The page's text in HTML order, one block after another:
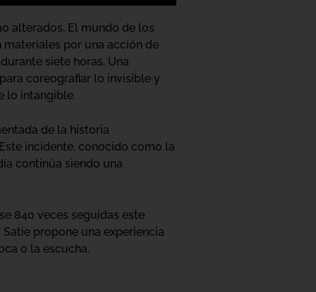
alterados. El mundo de los
materiales por una acción de
siete horas. Una
coreografiar lo invisible y
lo intangible.
de la historia
incidente, conocido como la
continúa siendo una
840 veces seguidas este
propone una experiencia
o la escucha.